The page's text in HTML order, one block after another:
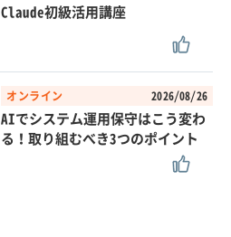
Claude初級活用講座
オンライン 2026/08/26
AIでシステム運用保守はこう変わ
る！取り組むべき3つのポイント